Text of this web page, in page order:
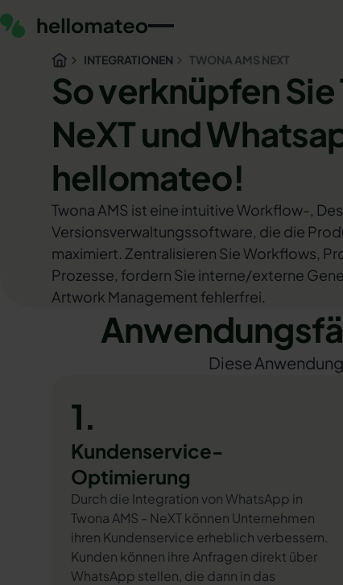
INTEGRATIONEN TWONA AMS NEXT
So verknüpfen
NeXT und
hellomateo!
Twona AMS ist eine intuitive Workflow-,
Versionsverwaltungssoftware, die die
maximiert. Zentralisieren Sie Workflows,
Prozesse, fordern Sie interne/externe
Artwork Management fehlerfrei.
Diese
1.
Kundenservice-
Optimierung
Durch die Integration von WhatsApp in
Twona AMS - NeXT können Unternehmen
ihren Kundenservice erheblich verbessern.
Kunden können ihre Anfragen direkt über
WhatsApp stellen, die dann in das